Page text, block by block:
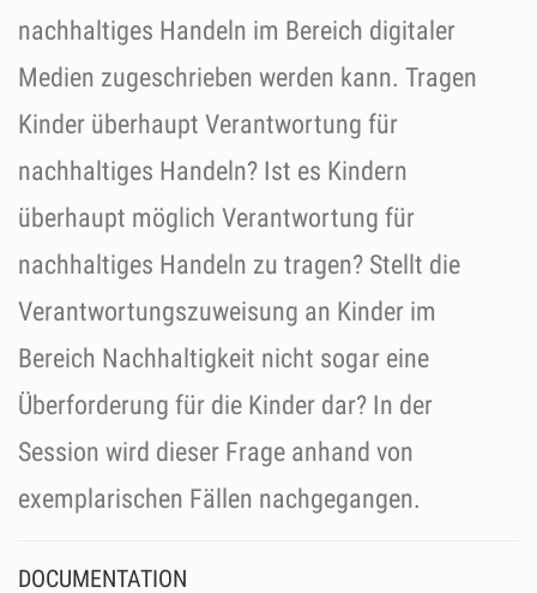
nachhaltiges Handeln im Bereich digitaler
Medien zugeschrieben werden kann. Tragen
Kinder überhaupt Verantwortung für
nachhaltiges Handeln? Ist es Kindern
überhaupt möglich Verantwortung für
nachhaltiges Handeln zu tragen? Stellt die
Verantwortungszuweisung an Kinder im
Bereich Nachhaltigkeit nicht sogar eine
Überforderung für die Kinder dar? In der
Session wird dieser Frage anhand von
exemplarischen Fällen nachgegangen.
DOCUMENTATION